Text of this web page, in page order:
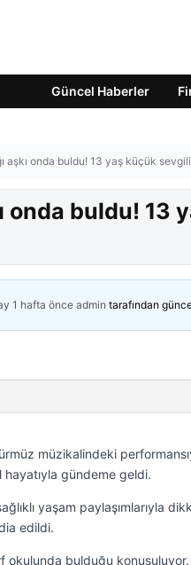
Güncel Haberler
aşkı onda buldu! 13 yaş küçük
onda buldu!
1 hafta önce admin tarafından
müzikalindeki
hayatıyla gündeme geldi.
yaşam paylaşımlarıyla
edildi.
okulunda bulduğu